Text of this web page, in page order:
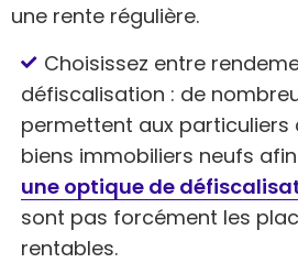
une rente régulière.
Choisissez entre
défiscalisation : de
permettent aux particuliers
biens immobiliers neufs
une optique de
sont pas forcément les
rentables.